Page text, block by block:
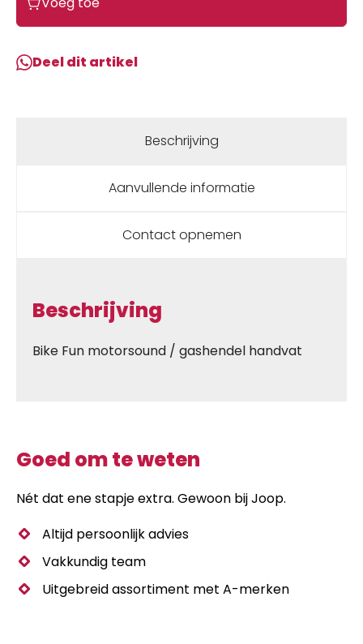
Deel dit artikel
Beschrijving
Aanvullende informatie
Contact opnemen
Beschrijving
Bike Fun motorsound / gashendel handvat
Goed om te weten
Nét dat ene stapje extra. Gewoon bij Joop.
Altijd persoonlijk advies
Vakkundig team
Uitgebreid assortiment met A-merken